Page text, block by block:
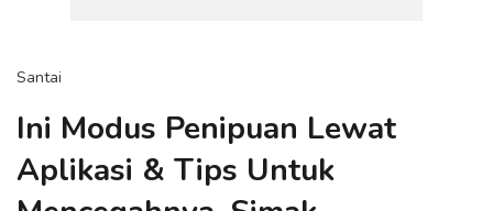
Santai
Ini Modus Penipuan Lewat
Aplikasi & Tips Untuk